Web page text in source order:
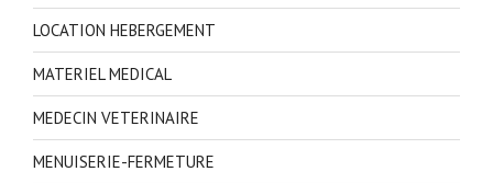
LOCATION HEBERGEMENT
MATERIEL MEDICAL
MEDECIN VETERINAIRE
MENUISERIE-FERMETURE